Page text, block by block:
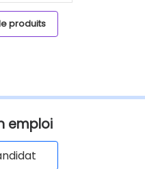
produits
emploi